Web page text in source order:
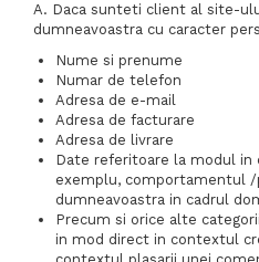
A. Daca sunteti client al site-
dumneavoastra cu caracter
Nume si prenume
Numar de telefon
Adresa de e-mail
Adresa de facturare
Adresa de livrare
Date referitoare la modul
exemplu, comportamentul
dumneavoastra in cadrul
Precum si orice alte
in mod direct in contextul